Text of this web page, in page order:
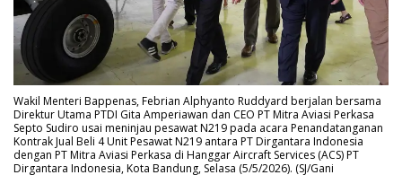
Wakil Menteri Bappenas, Febrian Alphyanto Ruddyard berjalan bersama
Direktur Utama PTDI Gita Amperiawan dan CEO PT Mitra Aviasi Perkasa
Septo Sudiro usai meninjau pesawat N219 pada acara Penandatanganan
Kontrak Jual Beli 4 Unit Pesawat N219 antara PT Dirgantara Indonesia
dengan PT Mitra Aviasi Perkasa di Hanggar Aircraft Services (ACS) PT
Dirgantara Indonesia, Kota Bandung, Selasa (5/5/2026). (SJ/Gani